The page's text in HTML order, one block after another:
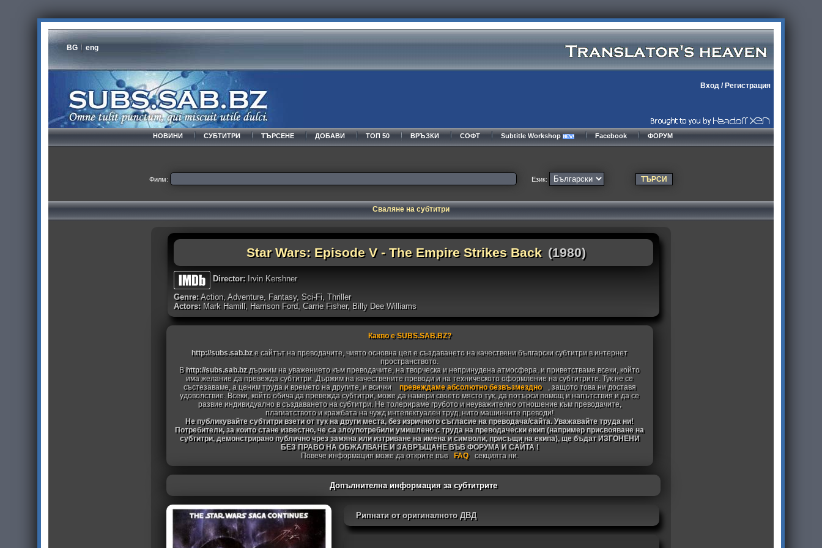
BG eng
Вход/ Регистрация
НОВИНИ СУБТИТРИ ТЪРСЕНЕ ДОБАВИ ТОП 50 ВРЪЗКИ СОФТ Subtitle Workshop Facebook ФОРУМ
Филм: Език:
Сваляне на субтитри
Star Wars: Episode V - The Empire Strikes Back (1980)
Director:Irvin Kershner
Genre:Action, Adventure, Fantasy, Sci-Fi, Thriller
Actors:Mark Hamill, Harrison Ford, Carrie Fisher, Billy Dee Williams
Какво е SUBS.SAB.BZ?
http://subs.sab.bzе сайтът на преводачите, чиято основна цел е създаването на качествени български субтитри в интернет
пространството.
В http://subs.sab.bzдържим на уважението към преводачите, на творческа и непринудена атмосфера, и приветстваме всеки, който
има желание да превежда субтитри. Държим на качествените преводи и на техническото оформление на субтитрите. Тук не се
състезаваме, а ценим труда и времето на другите, и всички
превеждаме абсолютно безвъзмездно
, защото това ни доставя
удоволствие. Всеки, който обича да превежда субтитри, може да намери своето място тук, да потърси помощ и напътствия и да се
развие индивидуално в създаването на субтитри. Не толерираме грубото и неуважително отношение към преводачите,
плагиатството и кражбата на чужд интелектуален труд, нито машинните преводи!
Не публикувайте субтитри взети от тук на други места, без изричното съгласие на преводача/сайта. Уважавайте труда ни!
Потребители, за които стане известно, че са злоупотребили умишлено с труда на преводачески екип (например присвояване на
субтитри, демонстрирано публично чрез замяна или изтриване на имена и символи, присъщи на екипа), ще бъдат ИЗГОНЕНИ
БЕЗ ПРАВО НА ОБЖАЛВАНЕ И ЗАВРЪЩАНЕ ВЪВ ФОРУМА И САЙТА !
Повече информация може да открите във
FAQ секцията ни.
Допълнителна информация за субтитрите
Рипнати от оригиналното ДВД